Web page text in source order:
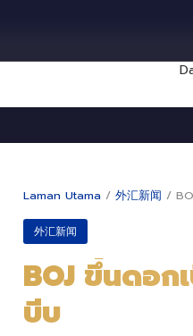
Laman Utama / 外汇新闻 /
外汇新闻
BOJ ขึ้นดอก
บีบ